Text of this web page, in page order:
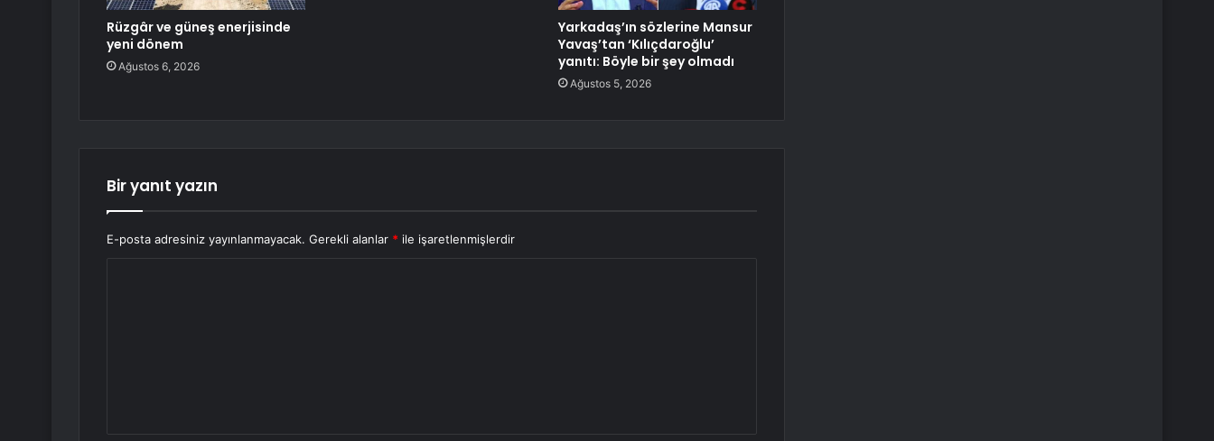
Rüzgâr ve güneş enerjisinde
yeni dönem
Ağustos 6, 2026
Yarkadaş’ın sözlerine Mansur
Yavaş’tan ‘Kılıçdaroğlu’
yanıtı: Böyle bir şey olmadı
Ağustos 5, 2026
Bir yanıt yazın
E-posta adresiniz yayınlanmayacak. Gerekli alanlar * ile işaretlenmişlerdir